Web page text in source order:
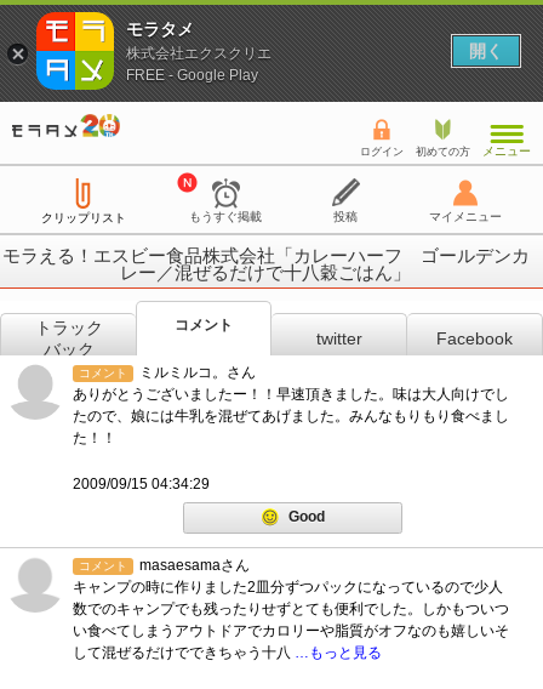
ログイン 初めての方 メニュー
クリップリスト もうすぐ掲載 投稿 マイメニュー
モラえる！エスビー食品株式会社「カレーハーフ ゴールデンカ
レー／混ぜるだけで十八穀ごはん」
トラック
バック
コメント
twitter Facebook
コメント
ミルミルコ。さん
ありがとうございましたー！！早速頂きました。味は大人向けでし
たので、娘には牛乳を混ぜてあげました。みんなもりもり食べまし
た！！
2009/09/15 04:34:29
Good
コメント
masaesamaさん
キャンプの時に作りました2皿分ずつパックになっているので少人
数でのキャンプでも残ったりせずとても便利でした。しかもついつ
い食べてしまうアウトドアでカロリーや脂質がオフなのも嬉しいそ
して混ぜるだけでできちゃう十八 …もっと見る
モラタメ
株式会社エクスクリエ
FREE - Google Play
開く